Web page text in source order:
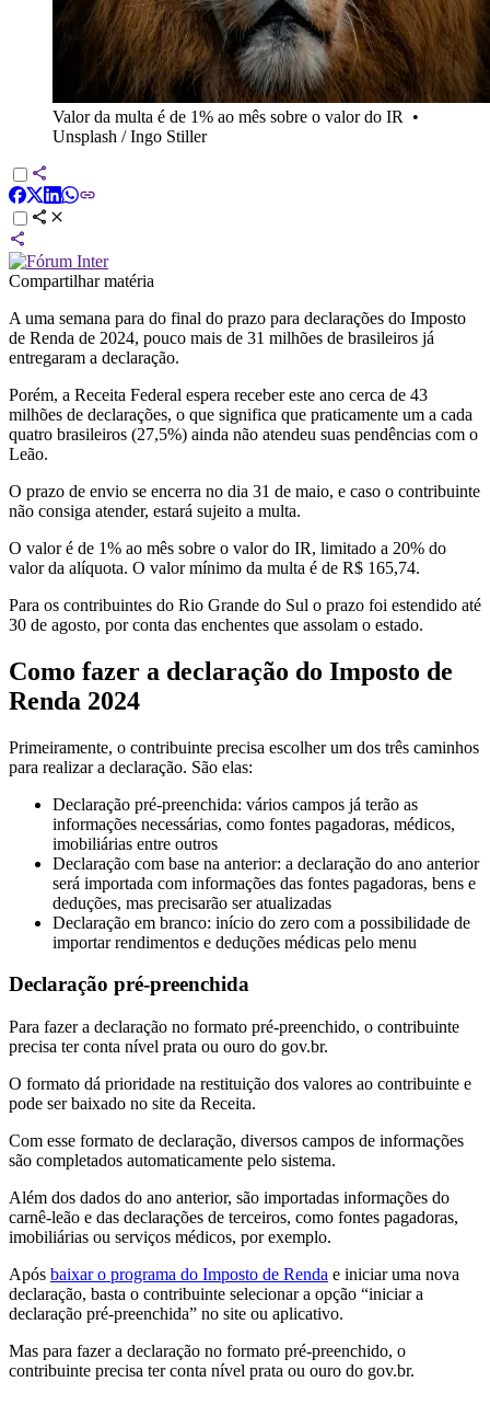
Valor da multa é de 1% ao mês sobre o valor do IR
•
Unsplash / Ingo Stiller
Compartilhar matéria
A uma semana para do final do prazo para declarações do Imposto
de Renda de 2024, pouco mais de 31 milhões de brasileiros já
entregaram a declaração.
Porém, a Receita Federal espera receber este ano cerca de 43
milhões de declarações, o que significa que praticamente um a cada
quatro brasileiros (27,5%) ainda não atendeu suas pendências com o
Leão.
O prazo de envio se encerra no dia 31 de maio, e caso o contribuinte
não consiga atender, estará sujeito a multa.
O valor é de 1% ao mês sobre o valor do IR, limitado a 20% do
valor da alíquota. O valor mínimo da multa é de R$ 165,74.
Para os contribuintes do Rio Grande do Sul o prazo foi estendido até
30 de agosto, por conta das enchentes que assolam o estado.
Como fazer a declaração do Imposto de
Renda 2024
Primeiramente, o contribuinte precisa escolher um dos três caminhos
para realizar a declaração. São elas:
Declaração pré-preenchida: vários campos já terão as
informações necessárias, como fontes pagadoras, médicos,
imobiliárias entre outros
Declaração com base na anterior: a declaração do ano anterior
será importada com informações das fontes pagadoras, bens e
deduções, mas precisarão ser atualizadas
Declaração em branco: início do zero com a possibilidade de
importar rendimentos e deduções médicas pelo menu
Declaração pré-preenchida
Para fazer a declaração no formato pré-preenchido, o contribuinte
precisa ter conta nível prata ou ouro do gov.br.
O formato dá prioridade na restituição dos valores ao contribuinte e
pode ser baixado no site da Receita.
Com esse formato de declaração, diversos campos de informações
são completados automaticamente pelo sistema.
Além dos dados do ano anterior, são importadas informações do
carnê-leão e das declarações de terceiros, como fontes pagadoras,
imobiliárias ou serviços médicos, por exemplo.
Após baixar o programa do Imposto de Renda e iniciar uma nova
declaração, basta o contribuinte selecionar a opção “iniciar a
declaração pré-preenchida” no site ou aplicativo.
Mas para fazer a declaração no formato pré-preenchido, o
contribuinte precisa ter conta nível prata ou ouro do gov.br.